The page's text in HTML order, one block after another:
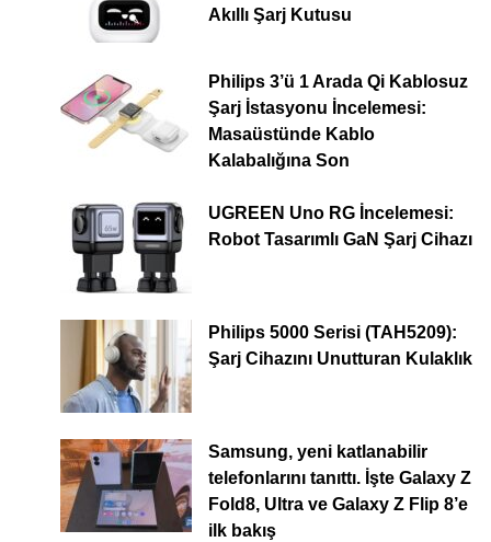
Akıllı Şarj Kutusu
Philips 3’ü 1 Arada Qi Kablosuz
Şarj İstasyonu İncelemesi:
Masaüstünde Kablo
Kalabalığına Son
UGREEN Uno RG İncelemesi:
Robot Tasarımlı GaN Şarj Cihazı
Philips 5000 Serisi (TAH5209):
Şarj Cihazını Unutturan Kulaklık
Samsung, yeni katlanabilir
telefonlarını tanıttı. İşte Galaxy Z
Fold8, Ultra ve Galaxy Z Flip 8’e
ilk bakış